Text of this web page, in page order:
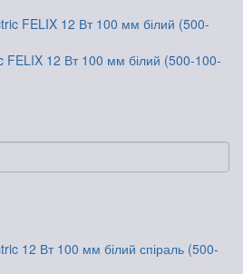
FELIX 12 Вт 100 мм білий (500-100-